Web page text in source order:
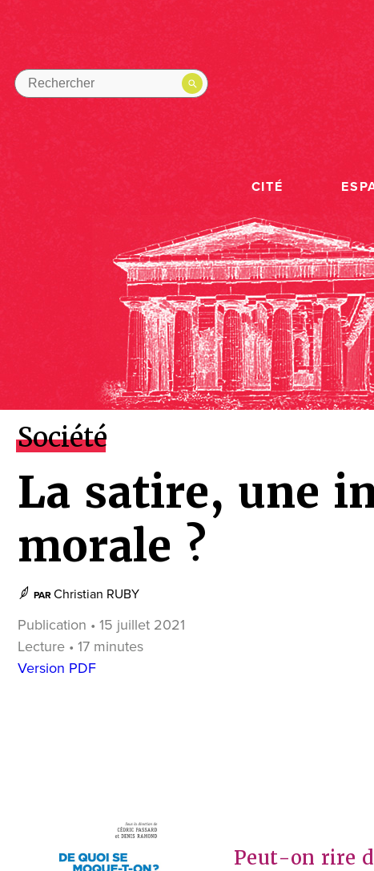
CITÉ
Société
La satire, une
morale ?
PAR Christian RUBY
Publication • 15 juillet 2021
Lecture • 17 minutes
Version PDF
Peut-on rire